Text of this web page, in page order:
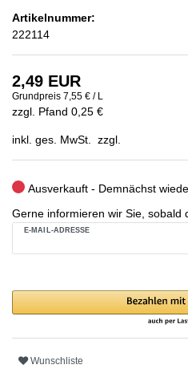
Artikelnummer:
222114
2,49 EUR
Grundpreis 7,55 € / L
zzgl. Pfand 0,25 €
inkl. ges. MwSt. zzgl.
Ausverkauft - Demnächst
Gerne informieren wir Sie, sobald
E-MAIL-ADRESSE
Wunschliste